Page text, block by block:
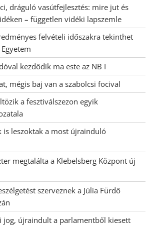
dráguló vasútfejlesztés: mire jut és
– független vidéki lapszemle
felvételi időszakra tekinthet
kezdődik ma este az NB I
mégis baj van a szabolcsi focival
a fesztiválszezon egyik
is leszoktak a most újrainduló
megtalálta a Klebelsberg Központ új
szerveznek a Júlia Fürdő
jog, újraindult a parlamentből kiesett